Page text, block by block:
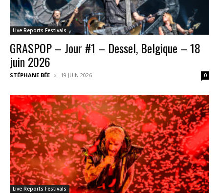
Live Reports Festivals
GRASPOP – Jour #1 – Dessel, Belgique – 18
juin 2026
STÉPHANE BÉE 19 JUIN 2026 0
Live Reports Festivals